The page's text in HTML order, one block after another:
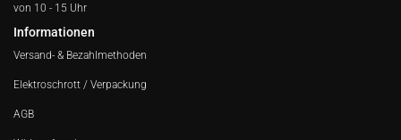
von 10 - 15 Uhr
Informationen
Versand- & Bezahlmethoden
Elektroschrott / Verpackung
AGB